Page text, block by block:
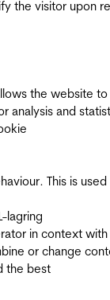
the visitor upon
the website to
analysis and
This is
lagring
in context with
or change
the best